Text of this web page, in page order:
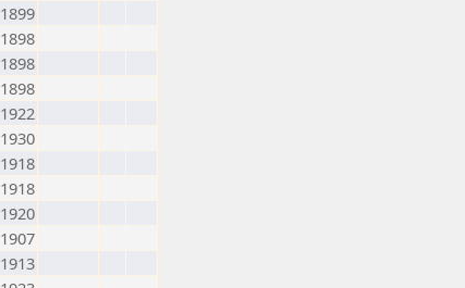
1899
1898
1898
1898
1922
1930
1918
1918
1920
1907
1913